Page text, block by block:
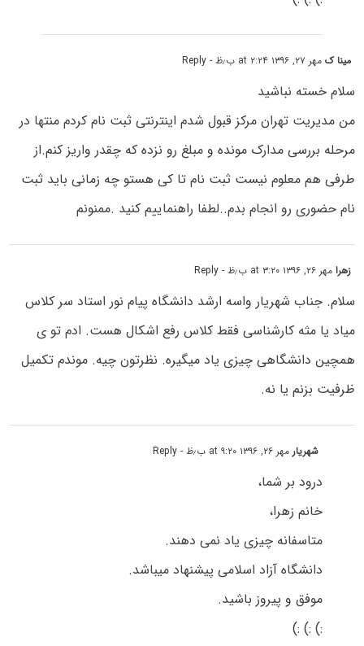
مینا کمهر ۲۷, ۱۳۹۶ at ۲:۲۴ ب٫ظ - Reply
سلام خسته نباشید
من مدیریت تهران مرکز قبول شدم اینترنتی ثبت نام کردم منتها در
مرحله بررسی مدارک مونده و مبلغ رو نزده که چقدر واریز کنم.از
طرفی هم معلوم نیست ثبت نام تا کی هستو چه زمانی باید ثبت
نام حضوری رو انجام بدم..لطفا راهنماییم کنید .ممنونم
زهرامهر ۲۶, ۱۳۹۶ at ۳:۲۰ ب٫ظ - Reply
سلام. جناب شهریار واسه ارشد دانشگاه پیام نور استاد سر کلاس
میاد یا مثه کارشناسی فقط کلاس رفع اشکال هست. ادم تو ی
همچین دانشگاهی چیزی یاد میگیره. نظرتون چیه. موندم تکمیل
ظرفیت بزنم یا نه.
شهریارمهر ۲۶, ۱۳۹۶ at ۹:۲۰ ب٫ظ - Reply
درود بر شما،
خانم زهرا،
متاسفانه چیزی یاد نمی دهند.
دانشگاه آزاد اسلامی پیشنهاد میباشد.
موفق و پیروز باشید.
:) :) :)